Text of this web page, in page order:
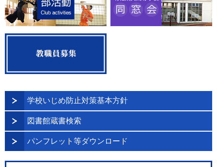
学校いじめ防止対策基本方針
図書館蔵書検索
パンフレット等ダウンロード